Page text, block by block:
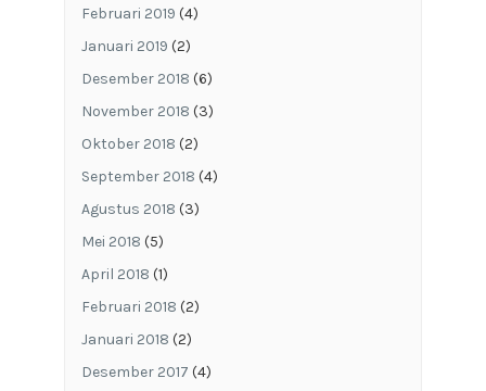
Februari 2019 (4)
Januari 2019 (2)
Desember 2018 (6)
November 2018 (3)
Oktober 2018 (2)
September 2018 (4)
Agustus 2018 (3)
Mei 2018 (5)
April 2018 (1)
Februari 2018 (2)
Januari 2018 (2)
Desember 2017 (4)